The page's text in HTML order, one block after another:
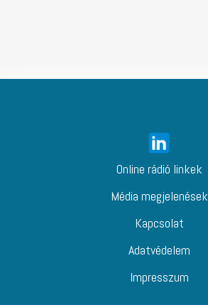
Online rádió linkek
Média megjelenések
Kapcsolat
Adatvédelem
Impresszum